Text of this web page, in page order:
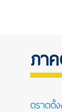
ตราดตั้ง
ภา